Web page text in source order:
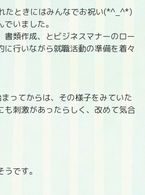
たときにはみんなでお祝い(*^_^*)
いました。
書類作成、とビジネスマナーのロー
に行いながら就職活動の準備を着々
ってからは、その様子をみていた
も刺激があったらしく、改めて気合
です。